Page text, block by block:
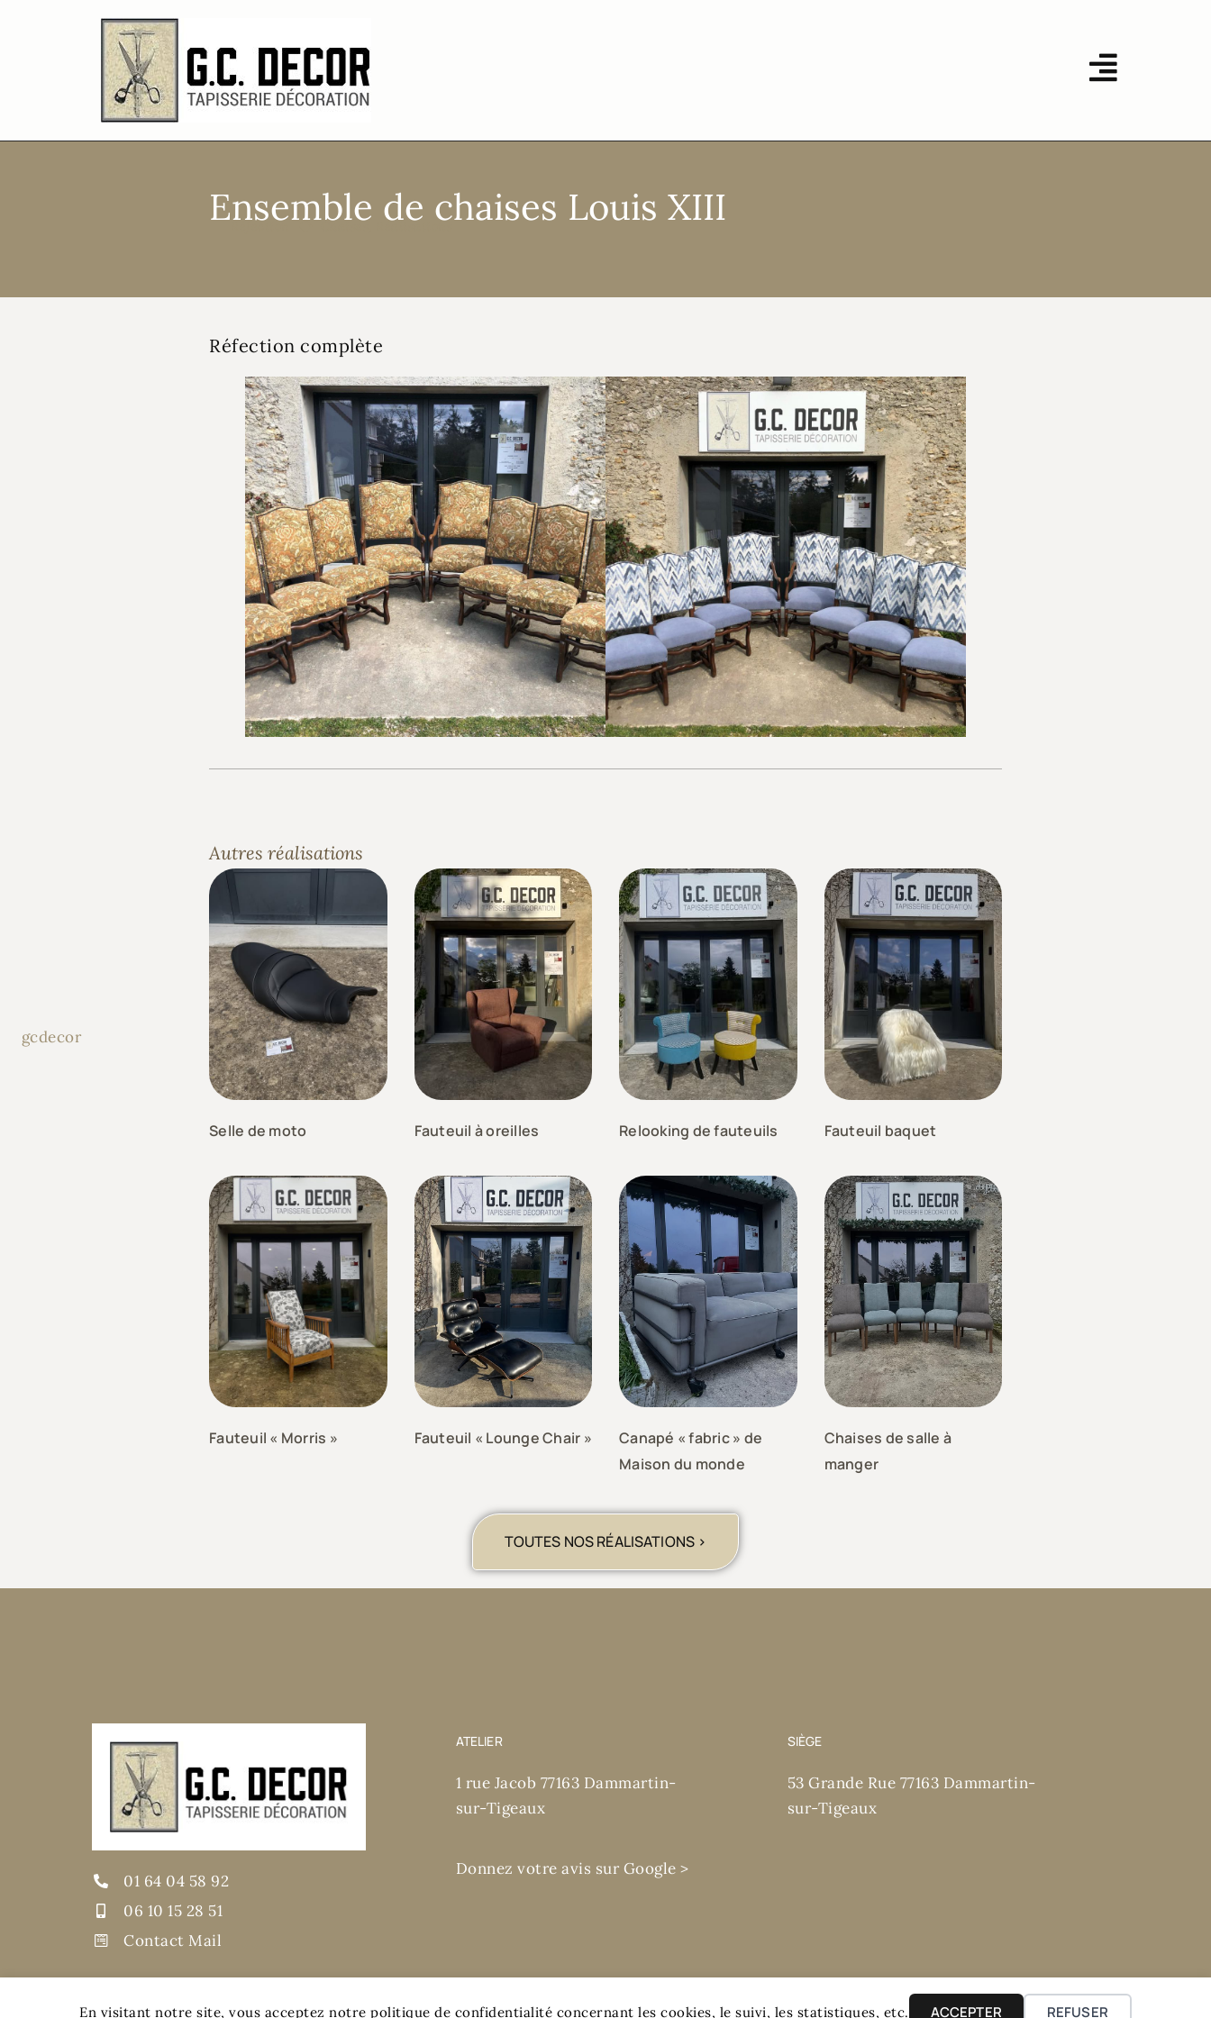
Ensemble de chaises Louis XIII
Réfection Chaises Réalisations
Réfection complète
Autres réalisations
Selle de moto Fauteuil à oreilles Relooking de fauteuils Fauteuil baquet
Fauteuil « Morris » Fauteuil « Lounge Chair »
Canapé « fabric » de
Maison du monde
Chaises de salle à
manger
TOUTES NOS RÉALISATIONS >
01 64 04 58 92
06 10 15 28 51
Contact Mail
gcdecor
ATELIER
1 rue Jacob 77163 Dammartin-
sur-Tigeaux
Donnez votre avis sur Google >
SIÈGE
53 Grande Rue 77163 Dammartin-
sur-Tigeaux
En visitant notre site, vous acceptez notre politique de confidentialité concernant les cookies, le suivi, les statistiques, etc. ACCEPTER REFUSER